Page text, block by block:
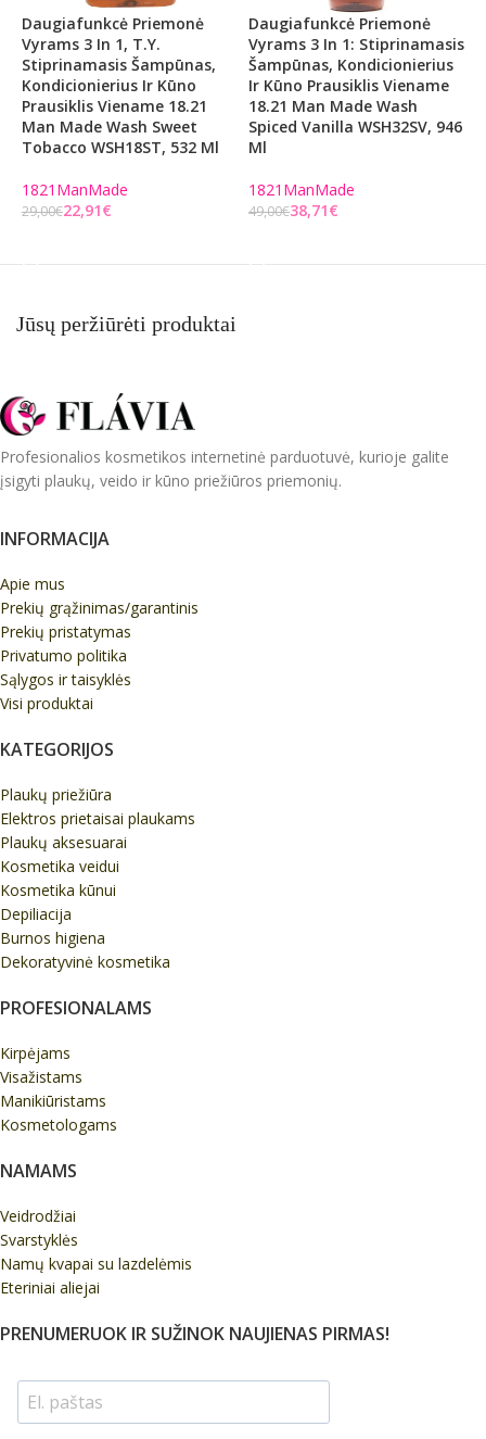
Daugiafunkcė Priemonė
Vyrams 3 In 1, T.y.
Stiprinamasis Šampūnas,
Kondicionierius Ir Kūno
Prausiklis Viename 18.21
Man Made Wash Sweet
Tobacco WSH18ST, 532 Ml
1821ManMade
29,00€22,91€
Daugiafunkcė Priemonė
Vyrams 3 In 1: Stiprinamasis
Šampūnas, Kondicionierius
Ir Kūno Prausiklis Viename
18.21 Man Made Wash
Spiced Vanilla WSH32SV, 946
Ml
1821ManMade
49,00€38,71€
Jūsų peržiūrėti produktai
Profesionalios kosmetikos internetinė parduotuvė, kurioje galite
įsigyti plaukų, veido ir kūno priežiūros priemonių.
INFORMACIJA
Apie mus
Prekių grąžinimas/garantinis
Prekių pristatymas
Privatumo politika
Sąlygos ir taisyklės
Visi produktai
KATEGORIJOS
Plaukų priežiūra
Elektros prietaisai plaukams
Plaukų aksesuarai
Kosmetika veidui
Kosmetika kūnui
Depiliacija
Burnos higiena
Dekoratyvinė kosmetika
PROFESIONALAMS
Kirpėjams
Visažistams
Manikiūristams
Kosmetologams
NAMAMS
Veidrodžiai
Svarstyklės
Namų kvapai su lazdelėmis
Eteriniai aliejai
PRENUMERUOK IR SUŽINOK NAUJIENAS PIRMAS!